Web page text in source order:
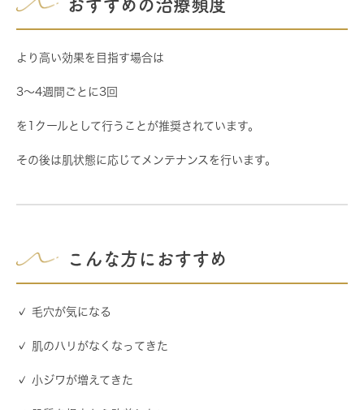
おすすめの治療頻度
より高い効果を目指す場合は
3〜4週間ごとに3回
を1クールとして行うことが推奨されています。
その後は肌状態に応じてメンテナンスを行います。
こんな方におすすめ
✓ 毛穴が気になる
✓ 肌のハリがなくなってきた
✓ 小ジワが増えてきた